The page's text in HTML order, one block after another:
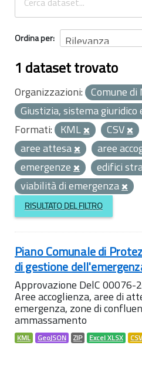
Ordina per
1 dataset trovato
Organizzazioni: Comune
Giustizia, sistema giuridico
Formati: KML CSV
aree attesa
aree
emergenze
edifici
viabilità di emergenza
RISULTATO DEL FILTRO
Piano Comunale di
di gestione
Approvazione DelC
Aree accoglienza, aree di
emergenza, zone di
ammassamento
KML GeoJSON ZIP Excel XLSX CSV